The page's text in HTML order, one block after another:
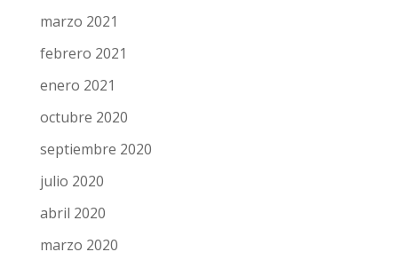
marzo 2021
febrero 2021
enero 2021
octubre 2020
septiembre 2020
julio 2020
abril 2020
marzo 2020